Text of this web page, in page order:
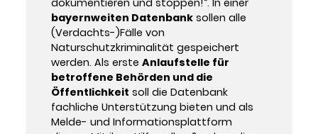
dokumentieren und stoppen!“. In einer
bayernweiten Datenbank sollen alle
(Verdachts-)Fälle von
Naturschutzkriminalität gespeichert
werden. Als erste Anlaufstelle für
betroffene Behörden und die
Öffentlichkeit soll die Datenbank
fachliche Unterstützung bieten und als
Melde- und Informationsplattform